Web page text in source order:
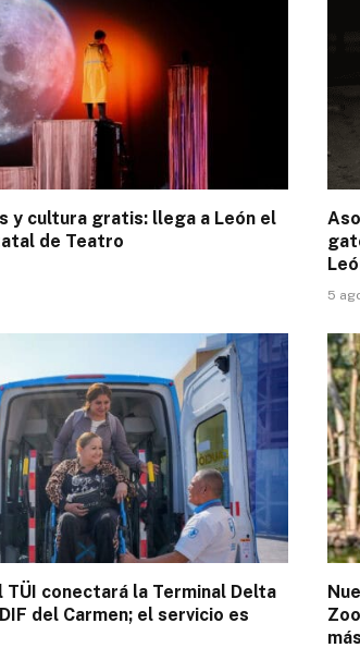
y cultura gratis: llega a León el
de Teatro
5
TÜI conectará la Terminal Delta
del Carmen; el servicio es